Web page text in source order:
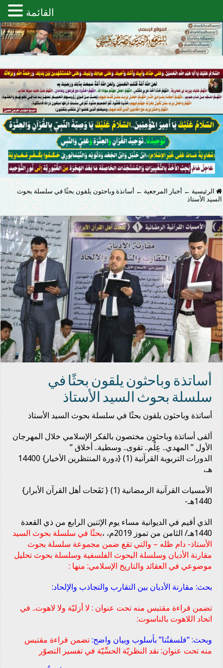
الرئيسية ← أخبار المرجعية ← أساتذة وباحثون يلقون بحثًا في سلسلة بحوث
السيد الأستاذ
أساتذة وباحثون يلقون بحثًا في
سلسلة بحوث السيد الأستاذ
أساتذة وباحثون يلقون بحثًا في سلسلة بحوث السيد الأستاذ
ألقى أساتذة وباحثون مختصون بالفكر الإسلامي خلال المهرجان
الأول ” المهدي.. عِلْم.. تقوى.. وسطية.. أخلاق ”
الدورات التربوية القرآنية (1) {دورة المنتظرين الأخيار} 14400
هـ،
الأمسيات القرآنية الرمضانية (1) { نَفَحات أهل القرآن الأبرار}
1440هـ-
الذي أقيم في الديوانية مساء يوم الإثنين الرابع من ذي القعدة
1440هـ/ الثامن من تموز 2019م، ،
بحثًا في سلسلة بحوث السيد
الأستاذ- دام ظله – والتي تقع ضمن مجموعة سلسلة بحوث
مقارنة الأديان وسلسلة البحوث الفلسفية وسلسلة بحوث تحليل
موضوعي في العقائد والتاريخ الإسلامي: منها :
بحث: مقارنة الأديان بين التقارب والتجاذب والإلحاد:
تضمن قراءة مقتبس منه تحت عنوان : لا أزليّة ولا لاهوت.. في
اتحاد اللاهوت بالناسوت:
وبحث: “فلسفتُنا” بأسلوب وبيان واضح: تضمن قراءة مقتبس
منه تحت عنوان: نقد النظريّة الحسِّيّة في تفسير التصوّر
القائمة